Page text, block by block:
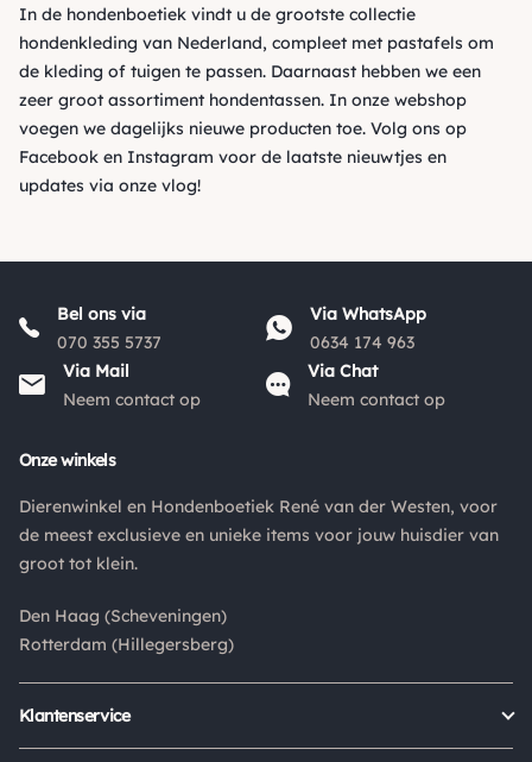
In de hondenboetiek vindt u de grootste collectie
hondenkleding van Nederland, compleet met pastafels om
de kleding of tuigen te passen. Daarnaast hebben we een
zeer groot assortiment hondentassen. In onze webshop
voegen we dagelijks nieuwe producten toe. Volg ons op
Facebook en Instagram voor de laatste nieuwtjes en
updates via onze vlog!
Bel ons via
070 355 5737
Via WhatsApp
0634 174 963
Via Mail
Neem contact op
Via Chat
Neem contact op
Onze winkels
Dierenwinkel en Hondenboetiek René van der Westen, voor
de meest exclusieve en unieke items voor jouw huisdier van
groot tot klein.
Den Haag (Scheveningen)
Rotterdam (Hillegersberg)
Klantenservice